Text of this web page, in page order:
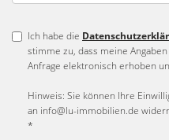
Ich habe die
stimme zu, dass meine
Anfrage elektronisch erhoben
Hinweis: Sie können Ihre
an info@lu-immobilien.de
*